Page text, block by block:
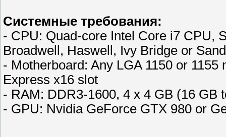
Системные требования:
- CPU: Quad-core Intel Core i7 CPU,
Broadwell, Haswell, Ivy Bridge or
- Motherboard: Any LGA 1150 or
Express x16 slot
- RAM: DDR3-1600, 4 x 4 GB (16 GB
- GPU: Nvidia GeForce GTX 980 or